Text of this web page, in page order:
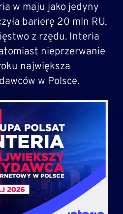
w maju jako jedyny
barierę 20 mln RU,
z rzędu. Interia
nieprzerwanie
największa
w Polsce.